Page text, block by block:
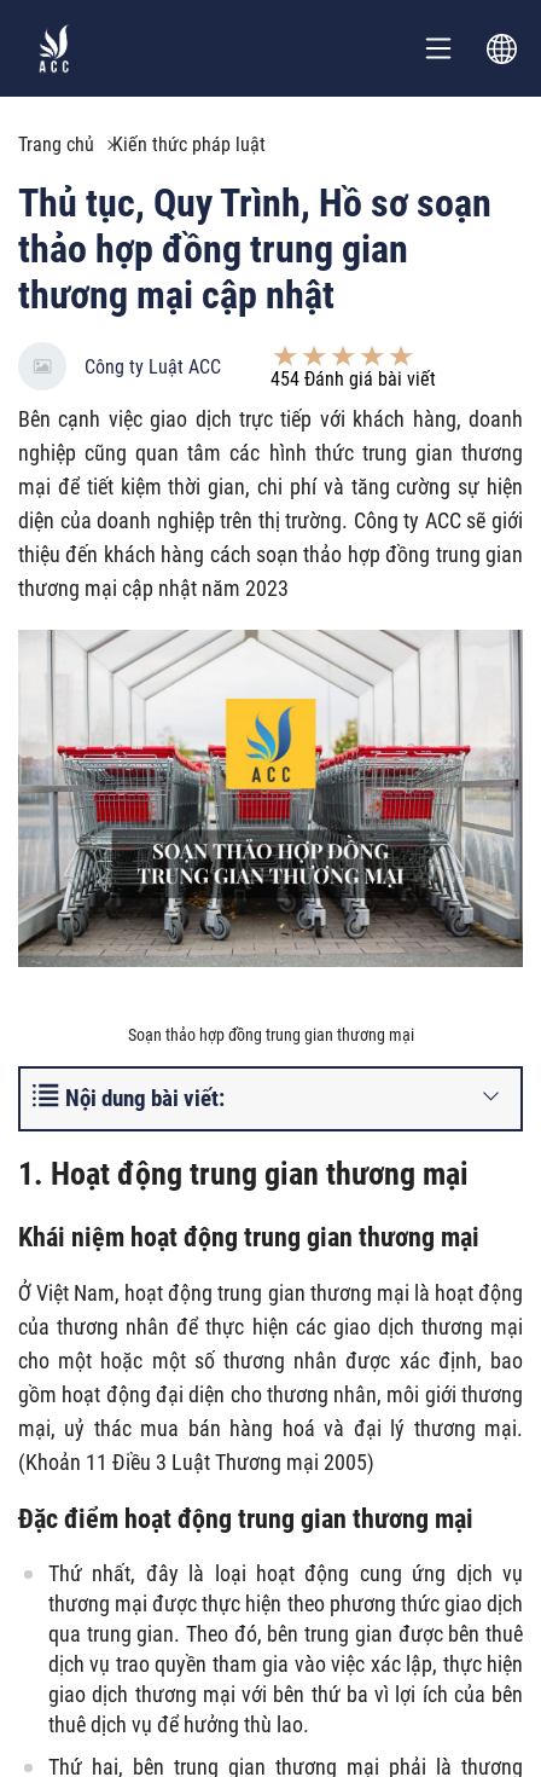
Trang chủ Kiến thức pháp luật
Thủ tục, Quy Trình, Hồ sơ soạn
thảo hợp đồng trung gian
thương mại cập nhật
Công ty Luật ACC
454 Đánh giá bài viết
Bên cạnh việc giao dịch trực tiếp với khách hàng, doanh
nghiệp cũng quan tâm các hình thức trung gian thương
mại để tiết kiệm thời gian, chi phí và tăng cường sự hiện
diện của doanh nghiệp trên thị trường. Công ty ACC sẽ giới
thiệu đến khách hàng cách soạn thảo hợp đồng trung gian
thương mại cập nhật năm 2023
Soạn thảo hợp đồng trung gian thương mại
Nội dung bài viết:
1. Hoạt động trung gian thương mại
Khái niệm hoạt động trung gian thương mại
Ở Việt Nam, hoạt động trung gian thương mại là hoạt động
của thương nhân để thực hiện các giao dịch thương mại
cho một hoặc một số thương nhân được xác định, bao
gồm hoạt động đại diện cho thương nhân, môi giới thương
mại, uỷ thác mua bán hàng hoá và đại lý thương mại.
(Khoản 11 Điều 3 Luật Thương mại 2005)
Đặc điểm hoạt động trung gian thương mại
Thứ nhất, đây là loại hoạt động cung ứng dịch vụ
thương mại được thực hiện theo phương thức giao dịch
qua trung gian. Theo đó, bên trung gian được bên thuê
dịch vụ trao quyền tham gia vào việc xác lập, thực hiện
giao dịch thương mại với bên thứ ba vì lợi ích của bên
thuê dịch vụ để hưởng thù lao.
Thứ hai, bên trung gian thương mại phải là thương